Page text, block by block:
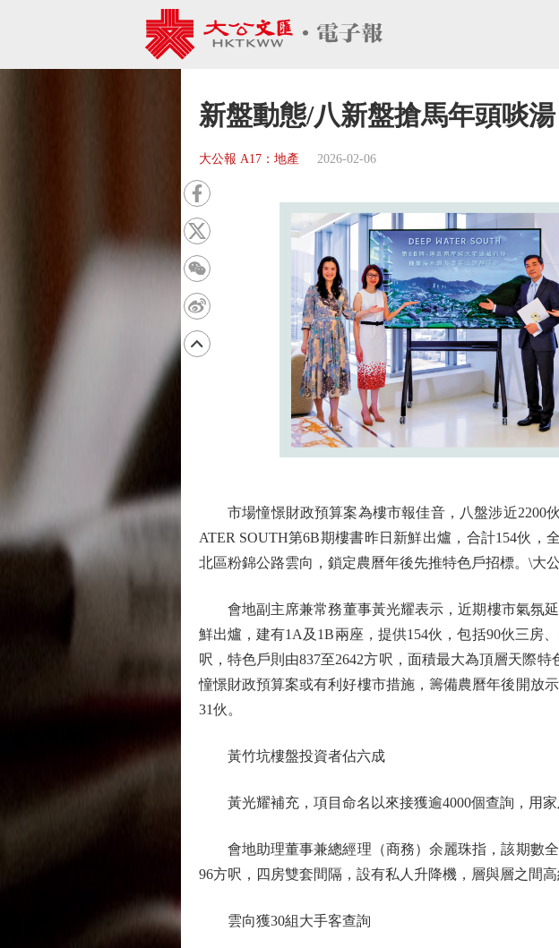
新盤動態/八新盤搶馬年頭啖
大公報 A17：地產 2026-02-06
市場憧憬財政預算案為樓市報佳音，八盤涉近2200
ATER SOUTH第6B期樓書昨日新鮮出爐，合計154伙
北區粉錦公路雲向，鎖定農曆年後先推特色戶招標。\大
會地副主席兼常務董事黃光耀表示，近期樓市氣氛延
鮮出爐，建有1A及1B兩座，提供154伙，包括90伙三房
呎，特色戶則由837至2642方呎，面積最大為頂層天際
憧憬財政預算案或有利好樓市措施，籌備農曆年後開放
31伙。
黃竹坑樓盤投資者佔六成
黃光耀補充，項目命名以來接獲逾4000個查詢，用家
會地助理董事兼總經理（商務）余麗珠指，該期數全
96方呎，四房雙套間隔，設有私人升降機，層與層之間
雲向獲30組大手客查詢